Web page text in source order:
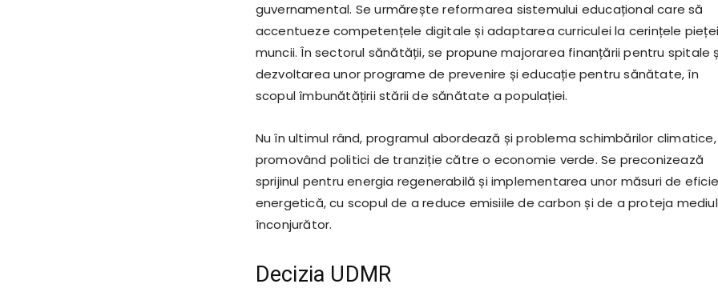
guvernamental. Se urmărește reformarea sistemului educațional care să
accentueze competențele digitale și adaptarea curriculei la cerințele pieței
muncii. În sectorul sănătății, se propune majorarea finanțării pentru spitale
dezvoltarea unor programe de prevenire și educație pentru sănătate, în
scopul îmbunătățirii stării de sănătate a populației.
Nu în ultimul rând, programul abordează și problema schimbărilor climatice,
promovând politici de tranziție către o economie verde. Se preconizează
sprijinul pentru energia regenerabilă și implementarea unor măsuri de
energetică, cu scopul de a reduce emisiile de carbon și de a proteja mediul
înconjurător.
Decizia UDMR